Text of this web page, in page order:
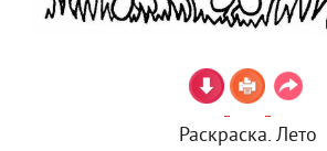
Раскраска. Лето